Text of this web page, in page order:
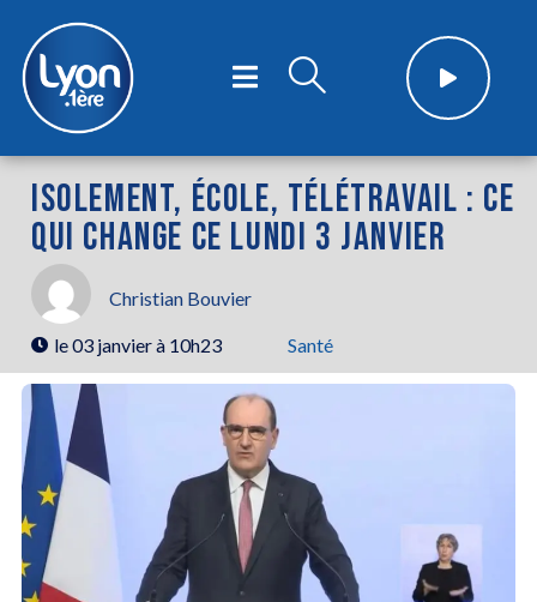
ISOLEMENT, ÉCOLE, TÉLÉTRAVAIL : CE
QUI CHANGE CE LUNDI 3 JANVIER
Christian Bouvier
le03 janvier à 10h23 Santé